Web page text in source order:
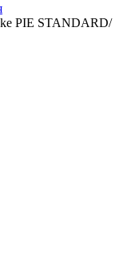
PIE STANDARD/